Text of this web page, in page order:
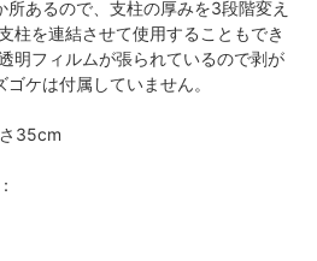
あるので、支柱の厚みを3段階変え
柱を連結させて使用することもでき
明フィルムが張られているので剥が
ケは付属していません。
35cm